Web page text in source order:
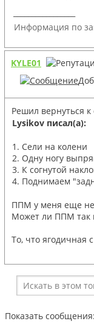
Информация по
KYLE01
Решил вернуться
Lysikov писал(а):
1. Сели на колени
2. Одну ногу
3. К согнутой
4. Поднимаем
ППМ у меня еще
Может ли ППМ так
То, что ягодичная
Показать сообщения: